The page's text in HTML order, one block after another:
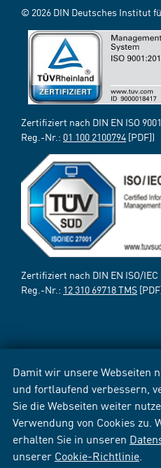
Damit wir unsere Webseiten
und fortlaufend verbessern,
Sie die Webseiten weiter
Verwendung von Cookies zu.
erhalten Sie in unseren
unserer Cookie-Richtlinie
© 2026 DIN Deutsches Institut
Zertifiziert nach DIN EN ISO
Reg.-Nr.: 01 100 2100794 [PDF])
Zertifiziert nach DIN EN ISO/IEC
Reg.-Nr.: 12 310 69718 TMS